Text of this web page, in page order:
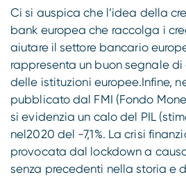
Ci si auspica che l’idea della
bank europea che raccolga i
aiutare il settore bancario
rappresenta un buon segnale
delle istituzioni europee.Infine,
pubblicato dal FMI (Fondo
si evidenzia un calo del PIL
nel2020 del -7,1%. La crisi
provocata dal lockdown a
senza precedenti nella storia e